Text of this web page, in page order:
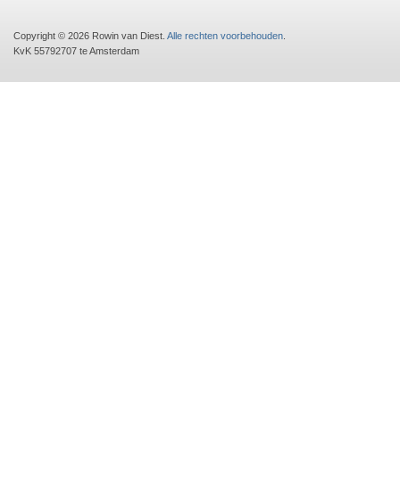
Copyright © 2026 Rowin van Diest. Alle rechten voorbehouden
KvK 55792707 te Amsterdam